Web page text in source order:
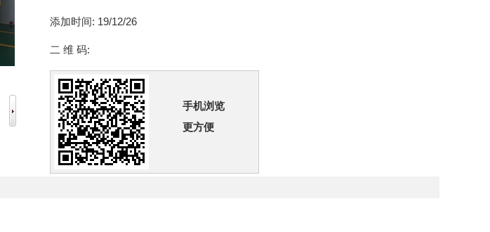
添加时间: 19/12/26
二 维 码:
手机浏览
更方便